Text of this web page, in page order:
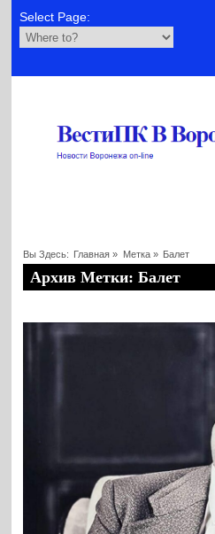
Select Page:
Вы Здесь: Главная » Метка » Балет
Архив Метки: Балет